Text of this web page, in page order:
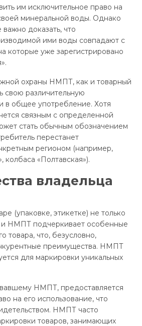
им исключительное право на
минеральной воды. Однако
доказать, что
ими воды совпадают с
которые уже зарегистрировано
охраны НМПТ, как и товарный
свою различительную
в общее употребление. Хотя
связным с определенной
стать обычным обозначением
перестанет
регионом (например,
колбаса «Полтавская»).
владельца
(упаковке, этикетке) не только
и НМПТ подчеркивает особенные
товара, что, безусловно,
преимущества. НМПТ
для маркировки уникальных
НМПТ, предоставляется
на его использование, что
НМПТ часто
товаров, занимающих